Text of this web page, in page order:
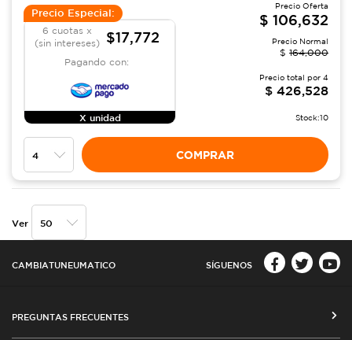
Precio Especial:
6 cuotas x
(sin intereses)
$17,772
Pagando con:
X unidad
Precio Oferta
$ 106,632
Precio Normal
$ 164,000
Precio total por 4
$ 426,528
Stock:10
COMPRAR
Ver
CAMBIATUNEUMATICO SÍGUENOS
PREGUNTAS FRECUENTES